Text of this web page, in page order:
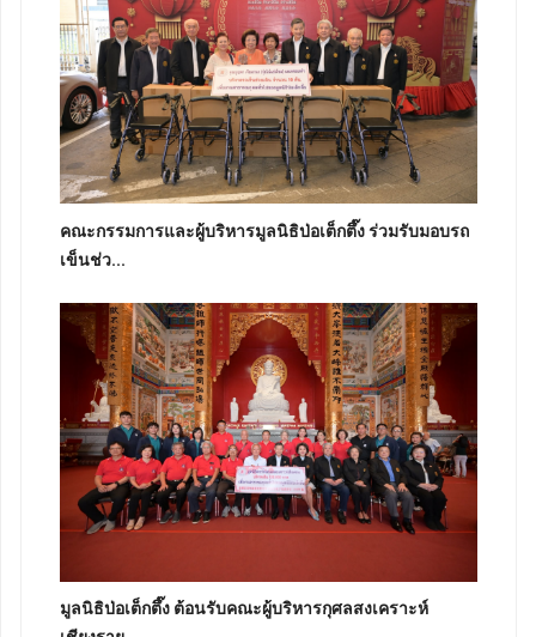
คณะกรรมการและผู้บริหารมูลนิธิป่อเต็กตึ๊ง ร่วมรับมอบรถ
เข็นช่ว...
มูลนิธิป่อเต็กตึ๊ง ต้อนรับคณะผู้บริหารกุศลสงเคราะห์